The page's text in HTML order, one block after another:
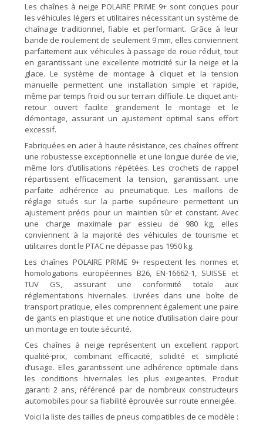
Les chaînes à neige POLAIRE PRIME 9+ sont conçues pour
les véhicules légers et utilitaires nécessitant un système de
chaînage traditionnel, fiable et performant. Grâce à leur
bande de roulement de seulement 9 mm, elles conviennent
parfaitement aux véhicules à passage de roue réduit, tout
en garantissant une excellente motricité sur la neige et la
glace. Le système de montage à cliquet et la tension
manuelle permettent une installation simple et rapide,
même par temps froid ou sur terrain difficile. Le cliquet anti-
retour ouvert facilite grandement le montage et le
démontage, assurant un ajustement optimal sans effort
excessif.
Fabriquées en acier à haute résistance, ces chaînes offrent
une robustesse exceptionnelle et une longue durée de vie,
même lors d’utilisations répétées. Les crochets de rappel
répartissent efficacement la tension, garantissant une
parfaite adhérence au pneumatique. Les maillons de
réglage situés sur la partie supérieure permettent un
ajustement précis pour un maintien sûr et constant. Avec
une charge maximale par essieu de 980 kg, elles
conviennent à la majorité des véhicules de tourisme et
utilitaires dont le PTAC ne dépasse pas 1950 kg.
Les chaînes POLAIRE PRIME 9+ respectent les normes et
homologations européennes B26, EN-16662-1, SUISSE et
TUV GS, assurant une conformité totale aux
réglementations hivernales. Livrées dans une boîte de
transport pratique, elles comprennent également une paire
de gants en plastique et une notice d’utilisation claire pour
un montage en toute sécurité.
Ces chaînes à neige représentent un excellent rapport
qualité-prix, combinant efficacité, solidité et simplicité
d’usage. Elles garantissent une adhérence optimale dans
les conditions hivernales les plus exigeantes. Produit
garanti 2 ans, référencé par de nombreux constructeurs
automobiles pour sa fiabilité éprouvée sur route enneigée.
Voici la liste des tailles de pneus compatibles de ce modèle :